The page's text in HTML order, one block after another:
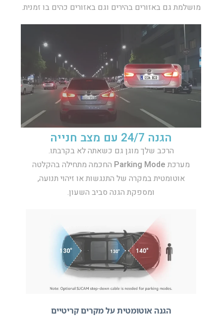
מושלמת גם באזורים בהירים וגם באזורים כהים בו זמנית.
הגנה 24/7 עם מצב חנייה
הרכב שלך מוגן גם כשאתה לא בקרבתו.
מערכת Parking Mode החכמה מתחילה בהקלטה
אוטומטית במקרה של התנגשות או זיהוי תנועה,
ומספקת הגנה סביב השעון.
הגנה אוטומטית על מקרים קריטיים